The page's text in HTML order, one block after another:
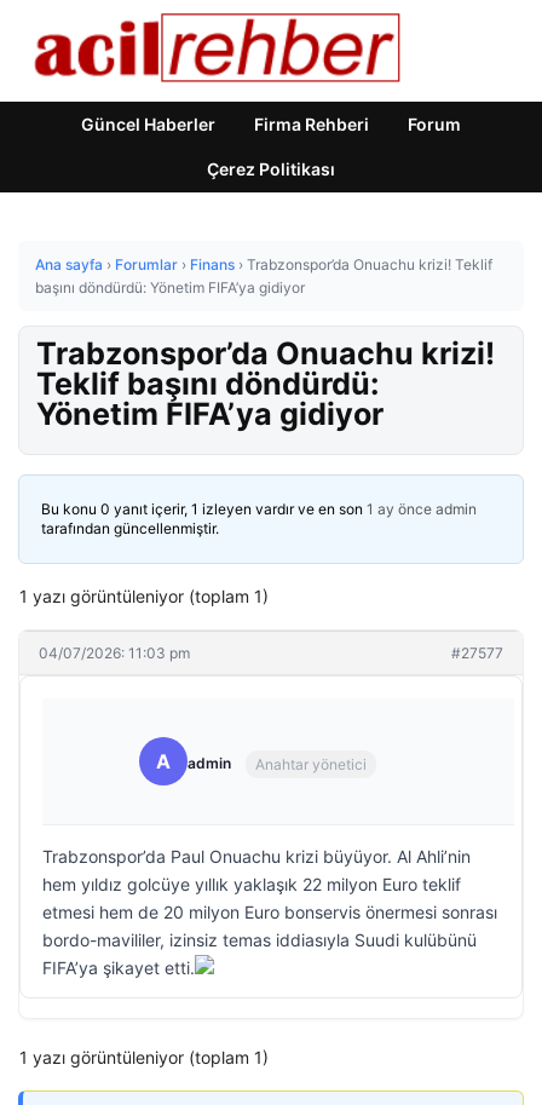
Güncel Haberler Firma Rehberi Forum
Çerez Politikası
Ana sayfa › Forumlar › Finans › Trabzonspor’da Onuachu krizi! Teklif
başını döndürdü: Yönetim FIFA’ya gidiyor
Trabzonspor’da Onuachu krizi!
Teklif başını döndürdü:
Yönetim FIFA’ya gidiyor
Bu konu 0 yanıt içerir, 1 izleyen vardır ve en son 1 ay önce admin
tarafından güncellenmiştir.
1 yazı görüntüleniyor (toplam 1)
04/07/2026: 11:03 pm #27577
A admin Anahtar yönetici
Trabzonspor’da Paul Onuachu krizi büyüyor. Al Ahli’nin
hem yıldız golcüye yıllık yaklaşık 22 milyon Euro teklif
etmesi hem de 20 milyon Euro bonservis önermesi sonrası
bordo-mavililer, izinsiz temas iddiasıyla Suudi kulübünü
FIFA’ya şikayet etti.
1 yazı görüntüleniyor (toplam 1)